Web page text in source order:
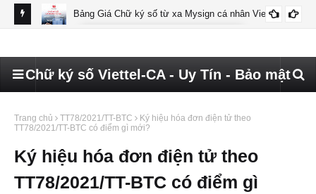
Bảng Giá Chữ ký số từ xa Mysign cá nhân Viettel
Chữ ký số Viettel-CA - Uy Tín - Bảo mật
Trang chủ TT78/2021/TT-BTC
Ký hiệu hóa đơn điện tử theo
TT78/2021/TT-BTC có điểm gì mới?
Ký hiệu hóa đơn điện tử theo
TT78/2021/TT-BTC có điểm gì